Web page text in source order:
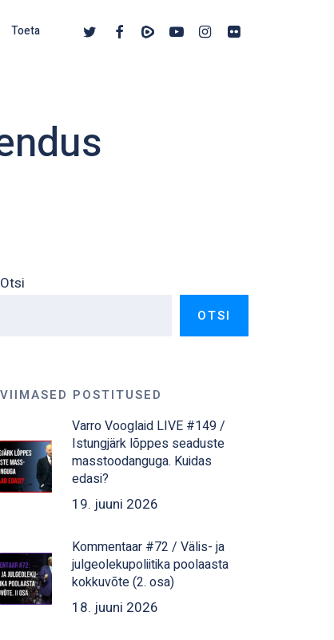
Toeta twitter facebook
vimeo youtubeinstagram
flickr
Otsi
OTSI
VIIMASED POSTITUSED
Varro Vooglaid LIVE #149 /
Istungjärk lõppes seaduste
masstoodanguga. Kuidas
edasi?
19. juuni 2026
Kommentaar #72 / Välis- ja
julgeolekupoliitika poolaasta
kokkuvõte (2. osa)
18. juuni 2026